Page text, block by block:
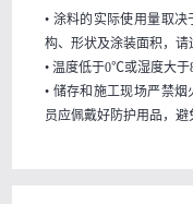
• 涂料的实际使用量取
构、形状及涂装面积，请
• 温度低于0℃或湿度大于
• 储存和施工现场严禁
员应佩戴好防护用品，避